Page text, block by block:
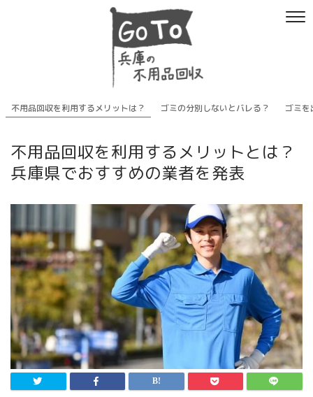
不用品回収を利用するメリットは？ ゴミの分別しないとバレる？ ゴミ
不用品回収を利用するメリットとは？
兵庫県でおすすめの業者を発表